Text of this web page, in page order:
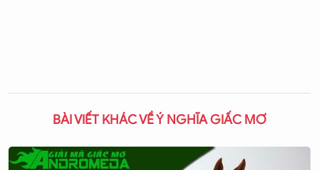
BÀI VIẾT KHÁC VỀ Ý NGHĨA GIẤC MƠ